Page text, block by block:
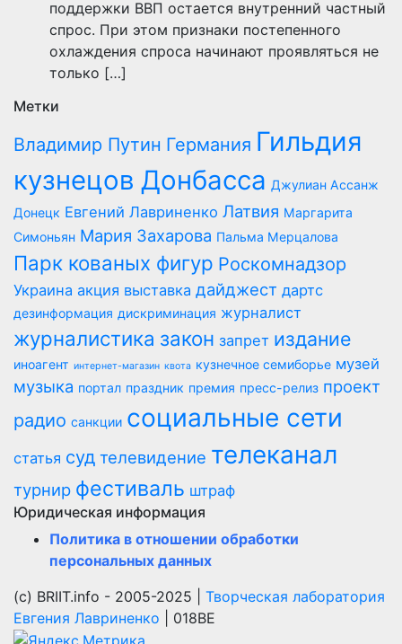
поддержки ВВП остается внутренний частный
спрос. При этом признаки постепенного
охлаждения спроса начинают проявляться не
только […]
Метки
Владимир Путин Германия Гильдия
кузнецов Донбасса Джулиан Ассанж
Донецк Евгений Лавриненко Латвия Маргарита
Симоньян Мария Захарова Пальма Мерцалова
Парк кованых фигур Роскомнадзор
Украина акция выставка дайджест дартс
дезинформация дискриминация журналист
журналистика закон запрет издание
иноагент интернет-магазин квота кузнечное семиборье музей
музыка портал праздник премия пресс-релиз проект
радио санкции социальные сети
статья суд телевидение телеканал
турнир фестиваль штраф
Юридическая информация
Политика в отношении обработки
персональных данных
(с) BRIIT.info - 2005-2025 | Творческая лаборатория
Евгения Лавриненко | 018BE